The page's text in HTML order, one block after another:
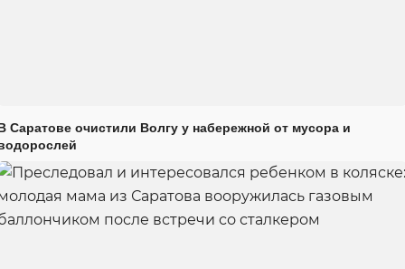
Саратове очистили Волгу у набережной от мусора и